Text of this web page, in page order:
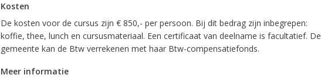
Kosten
De kosten voor de cursus zijn € 850,- per persoon. Bij dit bedrag zijn inbegrepen:
koffie, thee, lunch en cursusmateriaal. Een certificaat van deelname is facultatief. De
gemeente kan de Btw verrekenen met haar Btw-compensatiefonds.
Meer informatie